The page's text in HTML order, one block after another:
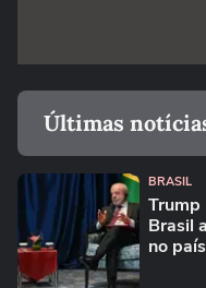
Últimas
BRASIL
Trump
Brasil
no